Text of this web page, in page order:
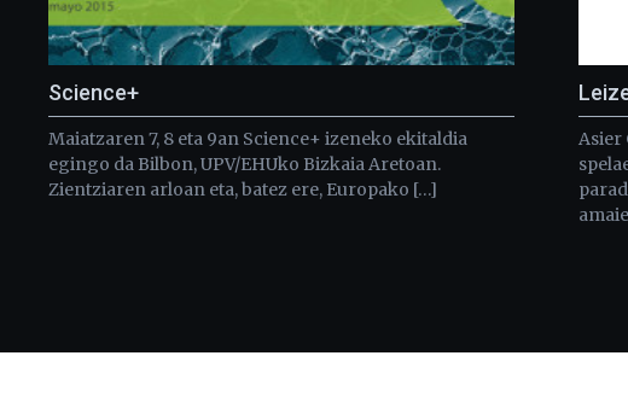
Science+
Maiatzaren 7, 8 eta 9an Science+ izeneko ekitaldia
egingo da Bilbon, UPV/EHUko Bizkaia Aretoan.
Zientziaren arloan eta, batez ere, Europako […]
Asier